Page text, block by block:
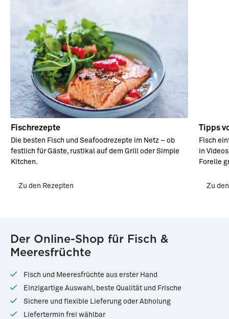
Fischrezepte
Die besten Fisch und Seafoodrezepte im Netz – ob
festlich für Gäste, rustikal auf dem Grill oder Simple
Kitchen.
Zu den Rezepten
Tipps
Fisch
in
Forelle
Zu
Der Online-Shop für Fisch &
Meeresfrüchte
Fisch und Meeresfrüchte aus erster Hand
Einzigartige Auswahl, beste Qualität und Frische
Sichere und flexible Lieferung oder Abholung
Liefertermin frei wählbar